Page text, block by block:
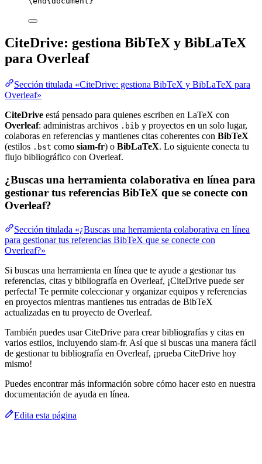
CiteDrive: gestiona BibTeX y BibLaTeX
para Overleaf
Sección titulada «CiteDrive: gestiona BibTeX y BibLaTeX para
Overleaf»
CiteDrive está pensado para quienes escriben en LaTeX con
Overleaf: administras archivos .bib y proyectos en un solo lugar,
colaboras en referencias y mantienes citas coherentes con BibTeX
(estilos .bst como siam-fr) o BibLaTeX. Lo siguiente conecta tu
flujo bibliográfico con Overleaf.
¿Buscas una herramienta colaborativa en línea para
gestionar tus referencias BibTeX que se conecte con
Overleaf?
Sección titulada «¿Buscas una herramienta colaborativa en línea
para gestionar tus referencias BibTeX que se conecte con
Overleaf?»
Si buscas una herramienta en línea que te ayude a gestionar tus
referencias, citas y bibliografía en Overleaf, ¡CiteDrive puede ser
perfecta! Te permite coleccionar y organizar equipos y referencias
en proyectos mientras mantienes tus entradas de BibTeX
actualizadas en tu proyecto de Overleaf.
También puedes usar CiteDrive para crear bibliografías y citas en
varios estilos, incluyendo siam-fr. Así que si buscas una manera fácil
de gestionar tu bibliografía en Overleaf, ¡prueba CiteDrive hoy
mismo!
Puedes encontrar más información sobre cómo hacer esto en nuestra
documentación de ayuda en línea.
Edita esta página